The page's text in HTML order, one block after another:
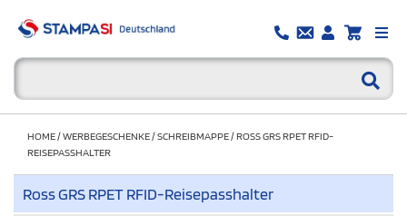
HOME/WERBEGESCHENKE/SCHREIBMAPPE/ROSS GRS RPET RFID-
REISEPASSHALTER
Ross GRS RPET RFID-Reisepasshalter